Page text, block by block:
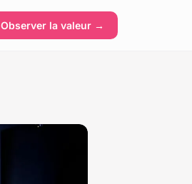
Observer la valeur →